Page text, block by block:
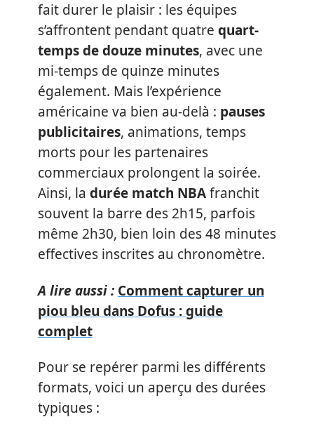
fait durer le plaisir : les équipes
s’affrontent pendant quatre quart-
temps de douze minutes, avec une
mi-temps de quinze minutes
également. Mais l’expérience
américaine va bien au-delà : pauses
publicitaires, animations, temps
morts pour les partenaires
commerciaux prolongent la soirée.
Ainsi, la durée match NBAfranchit
souvent la barre des 2h15, parfois
même 2h30, bien loin des 48 minutes
effectives inscrites au chronomètre.
A lire aussi : Comment capturer un
piou bleu dans Dofus : guide
complet
Pour se repérer parmi les différents
formats, voici un aperçu des durées
typiques :